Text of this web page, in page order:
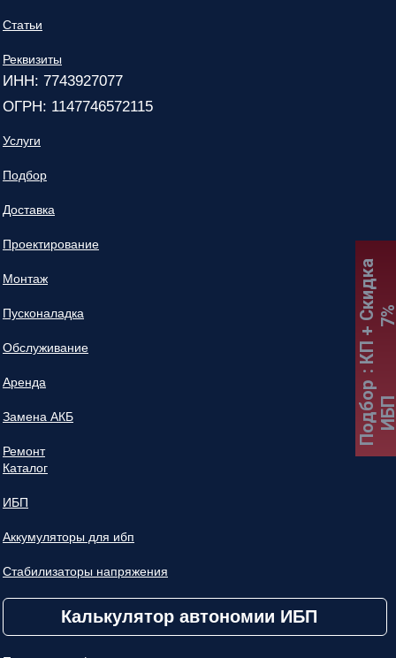
Статьи
Реквизиты
ИНН: 7743927077
ОГРН: 1147746572115
Услуги
Подбор
Доставка
Проектирование
Монтаж
Пусконаладка
Обслуживание
Аренда
Замена АКБ
Ремонт
Каталог
ИБП
Аккумуляторы для ибп
Стабилизаторы напряжения
Калькулятор автономии ИБП
Подбор
:
К
П
+
С
к
и
д
к
а
7